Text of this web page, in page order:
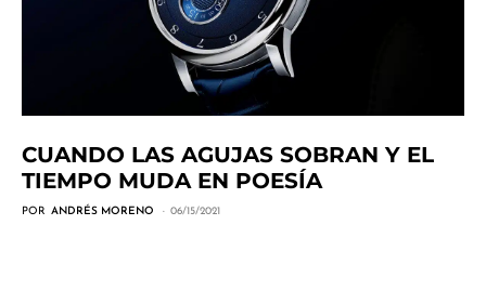
CUANDO LAS AGUJAS SOBRAN Y EL
TIEMPO MUDA EN POESÍA
POR ANDRÉS MORENO 06/15/2021